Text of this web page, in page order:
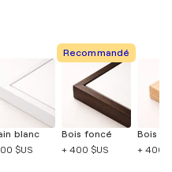
blanc
$US
Recommandé
Bois foncé
+ 400 $US
Bois
+ 400